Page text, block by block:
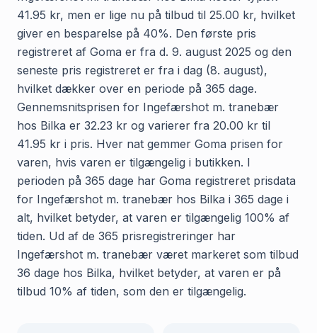
41.95 kr, men er lige nu på tilbud til 25.00 kr, hvilket
giver en besparelse på 40%. Den første pris
registreret af Goma er fra d. 9. august 2025 og den
seneste pris registreret er fra i dag (8. august),
hvilket dækker over en periode på 365 dage.
Gennemsnitsprisen for Ingefærshot m. tranebær
hos Bilka er 32.23 kr og varierer fra 20.00 kr til
41.95 kr i pris. Hver nat gemmer Goma prisen for
varen, hvis varen er tilgængelig i butikken. I
perioden på 365 dage har Goma registreret prisdata
for Ingefærshot m. tranebær hos Bilka i 365 dage i
alt, hvilket betyder, at varen er tilgængelig 100% af
tiden. Ud af de 365 prisregistreringer har
Ingefærshot m. tranebær været markeret som tilbud
36 dage hos Bilka, hvilket betyder, at varen er på
tilbud 10% af tiden, som den er tilgængelig.